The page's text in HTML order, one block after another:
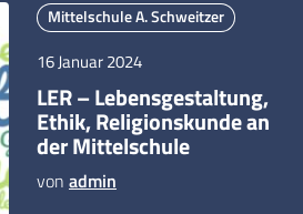
Mittelschule A. Schweitzer
16 Januar 2024
LER – Lebensgestaltung,
Ethik, Religionskunde an
der Mittelschule
von admin